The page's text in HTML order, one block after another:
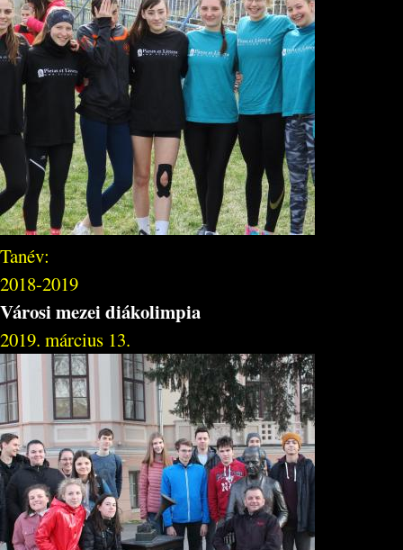
Tanév:
2018-2019
Városi mezei diákolimpia
2019. március 13.